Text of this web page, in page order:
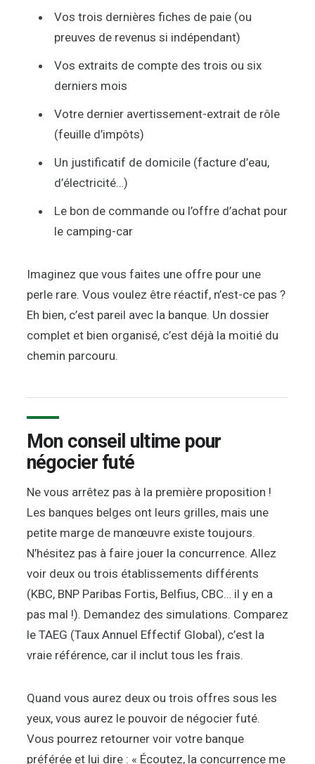
Vos trois dernières fiches de paie (ou
preuves de revenus si indépendant)
Vos extraits de compte des trois ou six
derniers mois
Votre dernier avertissement-extrait de rôle
(feuille d’impôts)
Un justificatif de domicile (facture d’eau,
d’électricité…)
Le bon de commande ou l’offre d’achat pour
le camping-car
Imaginez que vous faites une offre pour une
perle rare. Vous voulez être réactif, n’est-ce pas ?
Eh bien, c’est pareil avec la banque. Un dossier
complet et bien organisé, c’est déjà la moitié du
chemin parcouru.
Mon conseil ultime pour
négocier futé
Ne vous arrêtez pas à la première proposition !
Les banques belges ont leurs grilles, mais une
petite marge de manœuvre existe toujours.
N’hésitez pas à faire jouer la concurrence. Allez
voir deux ou trois établissements différents
(KBC, BNP Paribas Fortis, Belfius, CBC… il y en a
pas mal !). Demandez des simulations. Comparez
le TAEG (Taux Annuel Effectif Global), c’est la
vraie référence, car il inclut tous les frais.
Quand vous aurez deux ou trois offres sous les
yeux, vous aurez le pouvoir de négocier futé.
Vous pourrez retourner voir votre banque
préférée et lui dire : « Écoutez, la concurrence me